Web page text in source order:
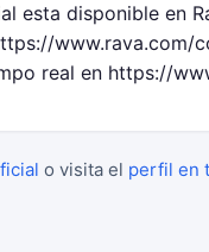
esta disponible en
real en https://
o visita el perfil en